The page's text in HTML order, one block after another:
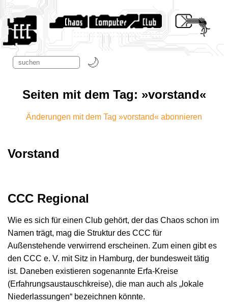
Seiten mit dem Tag: »vorstand«
Änderungen mit dem Tag »vorstand« abonnieren
Vorstand
CCC Regional
Wie es sich für einen Club gehört, der das Chaos schon im
Namen trägt, mag die Struktur des CCC für
Außenstehende verwirrend erscheinen. Zum einen gibt es
den CCC e. V. mit Sitz in Hamburg, der bundesweit tätig
ist. Daneben existieren sogenannte Erfa-Kreise
(Erfahrungsaustauschkreise), die man auch als „lokale
Niederlassungen“ bezeichnen könnte.